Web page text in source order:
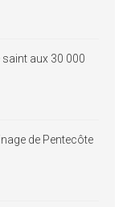
aux 30 000
de Pentecôte